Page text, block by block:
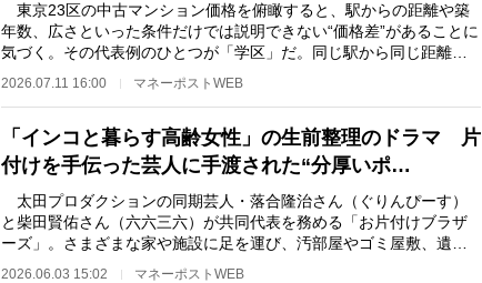
東京23区の中古マンション価格を俯瞰すると、駅からの距離や築
年数、広さといった条件だけでは説明できない“価格差”があることに
気づく。その代表例のひとつが「学区」だ。同じ駅から同じ距離に
2026.07.11 16:00 マネーポストWEB
「インコと暮らす高齢女性」の生前整理のドラマ 片
付けを手伝った芸人に手渡された“分厚いポ…
太田プロダクションの同期芸人・落合隆治さん（ぐりんぴーす）
と柴田賢佑さん（六六三六）が共同代表を務める「お片付けブラザ
ーズ」。さまざまな家や施設に足を運び、汚部屋やゴミ屋敷、遺品
2026.06.03 15:02 マネーポストWEB